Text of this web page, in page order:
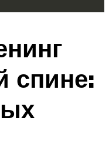
спине: